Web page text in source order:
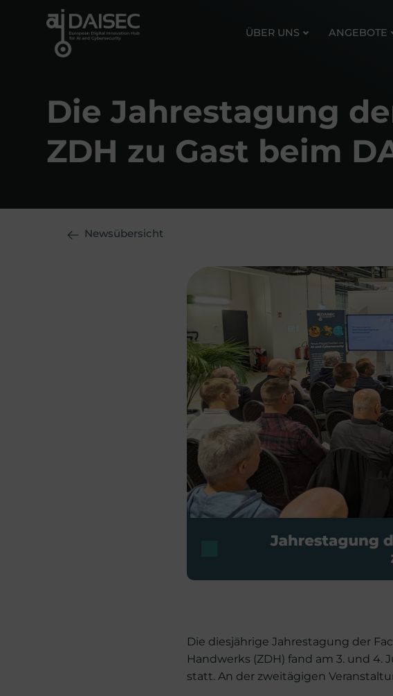
ÜBER UNS ANGEBOTE
Die Jahrestagung
ZDH zu Gast beim
Newsübersicht
Die diesjährige Jahrestagung der
Handwerks (ZDH) fand am 3. und
statt. An der zweitägigen